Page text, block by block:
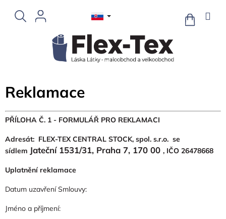
obsah
KOŠÍK
Reklamace
PŘÍLOHA Č. 1 - FORMULÁŘ PRO REKLAMACI
Adresát: FLEX-TEX CENTRAL STOCK, spol. s.r.o. se
sídlem Jateční 1531/31, Praha 7, 170 00 , IČO 26478668
Uplatnění reklamace
Datum uzavření Smlouvy:
Jméno a příjmení: